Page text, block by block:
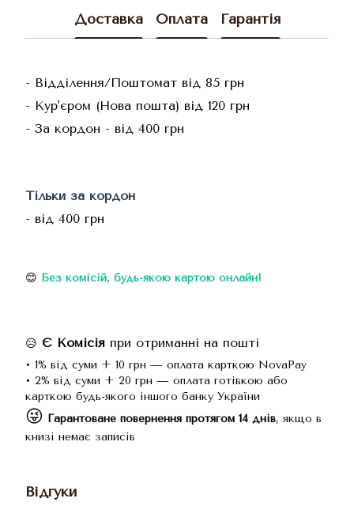
Доставка Оплата Гарантія
- Відділення/Поштомат від 85 грн
- Кур'єром (Нова пошта) від 120 грн
- За кордон - від 400 грн
Тільки за кордон
- від 400 грн
😊 Без комісій, будь-якою картою онлайн!
😥 Є Комісія при отриманні на пошті
• 1% від суми + 10 грн — оплата карткою NovaPay
• 2% від суми + 20 грн — оплата готівкою або
карткою будь-якого іншого банку України
😜 Гарантоване повернення протягом 14 днів, якщо в
книзі немає записів
Відгуки